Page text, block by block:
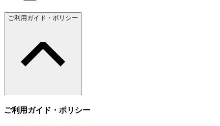
ご利用ガイド・ポリシー
ご利用ガイド・ポリシー